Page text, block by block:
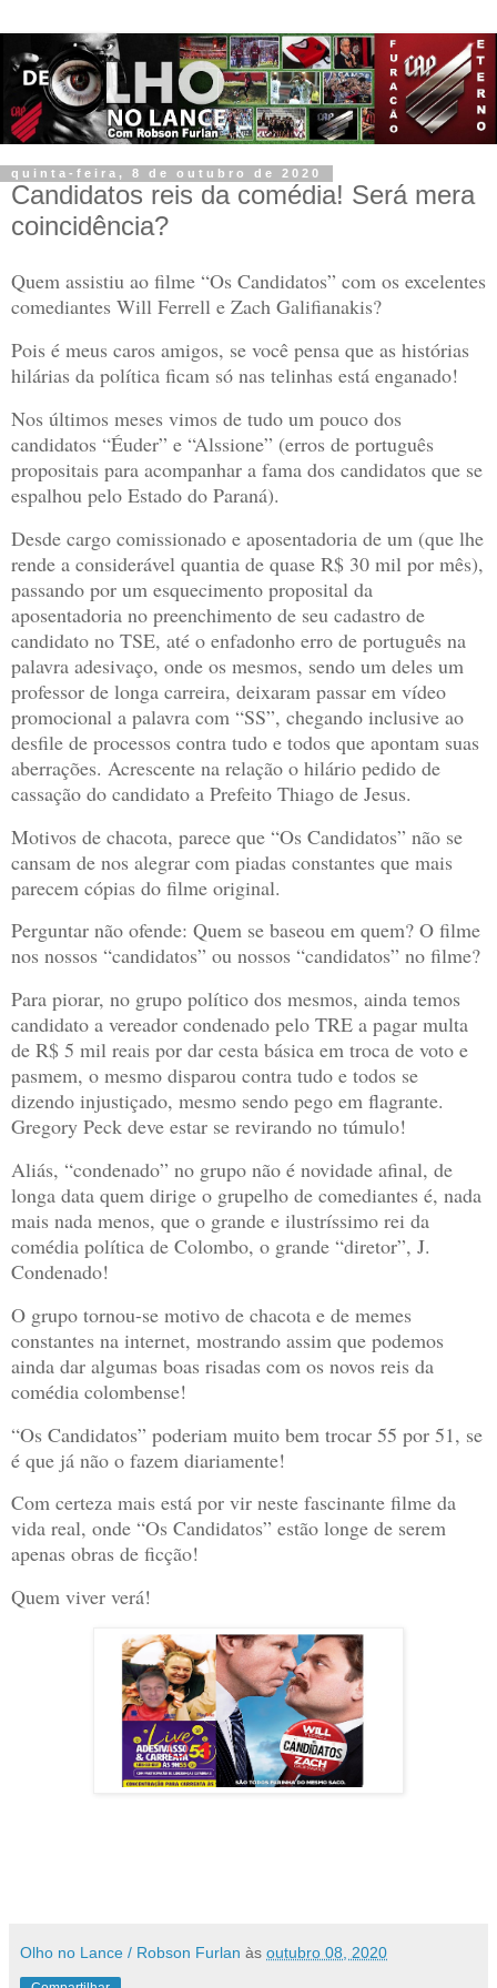
quinta-feira, 8 de outubro de 2020
Candidatos reis da comédia! Será mera
coincidência?
Quem assistiu ao filme “Os Candidatos” com os excelentes
comediantes Will Ferrell e Zach Galifianakis?
Pois é meus caros amigos, se você pensa que as histórias
hilárias da política ficam só nas telinhas está enganado!
Nos últimos meses vimos de tudo um pouco dos
candidatos “Éuder” e “Alssione” (erros de português
propositais para acompanhar a fama dos candidatos que se
espalhou pelo Estado do Paraná).
Desde cargo comissionado e aposentadoria de um (que lhe
rende a considerável quantia de quase R$ 30 mil por mês),
passando por um esquecimento proposital da
aposentadoria no preenchimento de seu cadastro de
candidato no TSE, até o enfadonho erro de português na
palavra adesivaço, onde os mesmos, sendo um deles um
professor de longa carreira, deixaram passar em vídeo
promocional a palavra com “SS”, chegando inclusive ao
desfile de processos contra tudo e todos que apontam suas
aberrações. Acrescente na relação o hilário pedido de
cassação do candidato a Prefeito Thiago de Jesus.
Motivos de chacota, parece que “Os Candidatos” não se
cansam de nos alegrar com piadas constantes que mais
parecem cópias do filme original.
Perguntar não ofende: Quem se baseou em quem? O filme
nos nossos “candidatos” ou nossos “candidatos” no filme?
Para piorar, no grupo político dos mesmos, ainda temos
candidato a vereador condenado pelo TRE a pagar multa
de R$ 5 mil reais por dar cesta básica em troca de voto e
pasmem, o mesmo disparou contra tudo e todos se
dizendo injustiçado, mesmo sendo pego em flagrante.
Gregory Peck deve estar se revirando no túmulo!
Aliás, “condenado” no grupo não é novidade afinal, de
longa data quem dirige o grupelho de comediantes é, nada
mais nada menos, que o grande e ilustríssimo rei da
comédia política de Colombo, o grande “diretor”, J.
Condenado!
O grupo tornou-se motivo de chacota e de memes
constantes na internet, mostrando assim que podemos
ainda dar algumas boas risadas com os novos reis da
comédia colombense!
“Os Candidatos” poderiam muito bem trocar 55 por 51, se
é que já não o fazem diariamente!
Com certeza mais está por vir neste fascinante filme da
vida real, onde “Os Candidatos” estão longe de serem
apenas obras de ficção!
Quem viver verá!
Olho no Lance / Robson Furlan às outubro 08, 2020